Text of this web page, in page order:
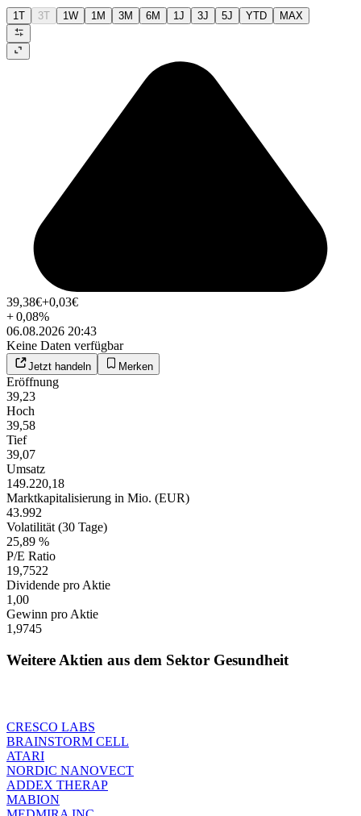
1T 3T 1W 1M 3M 6M 1J 3J 5J YTD MAX
39,38€+0,03€
+0,08%
06.08.2026 20:43
Keine Daten verfügbar
Jetzt handeln Merken
Eröffnung
39,23
Hoch
39,58
Tief
39,07
Umsatz
149.220,18
Marktkapitalisierung in Mio. (EUR)
43.992
Volatilität (30 Tage)
25,89 %
P/E Ratio
19,7522
Dividende pro Aktie
1,00
Gewinn pro Aktie
1,9745
Weitere Aktien aus dem Sektor Gesundheit
CRESCO LABS
BRAINSTORM CELL
ATARI
NORDIC NANOVECT
ADDEX THERAP
MABION